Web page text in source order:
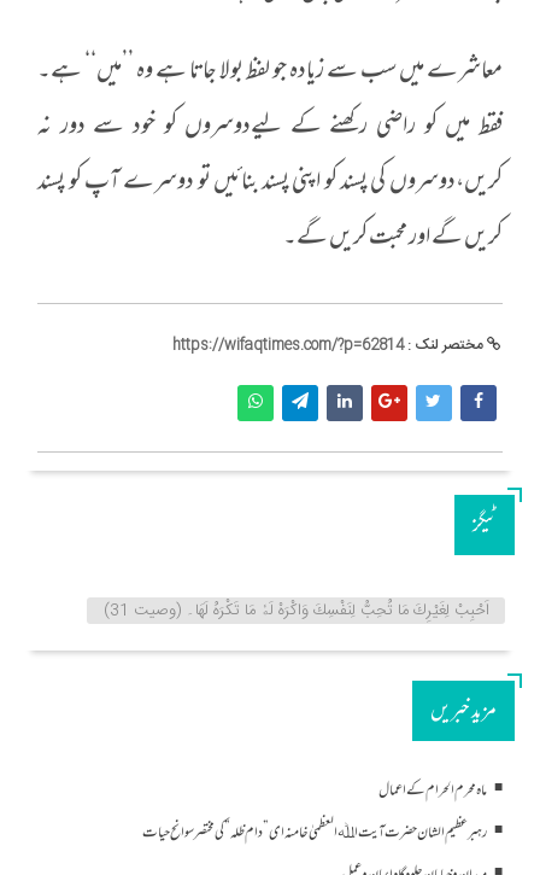
معاشرے میں سب سے زیادہ جو لفظ بولا جاتا ہے وہ ’’میں‘‘ ہے۔
فقط میں کو راضی رکھنے کے لیےدوسروں کو خود سے دور نہ
کریں،دوسروں کی پسند کو اپنی پسند بنائیں تو دوسرے آپ کو پسند
کریں گے اور محبت کریں گے۔
مختصر لنک :https://wifaqtimes.com/?p=62814
ٹیگز
اَحْبِبْ لِغَيْرِكَ مَا تُحِبُّ لِنَفْسِكَ وَاكْرَهْ لَهٗ مَا تَكْرَهُ لَهَا۔ (وصیت 31)
مزید خبریں
ماہ محرم الحرام کے اعمال
رہبر عظیم الشان حضرت آیت اﷲ العظمیٰ خامنہ ای ” دام ظلہ ” کی مختصر سوانح حیات